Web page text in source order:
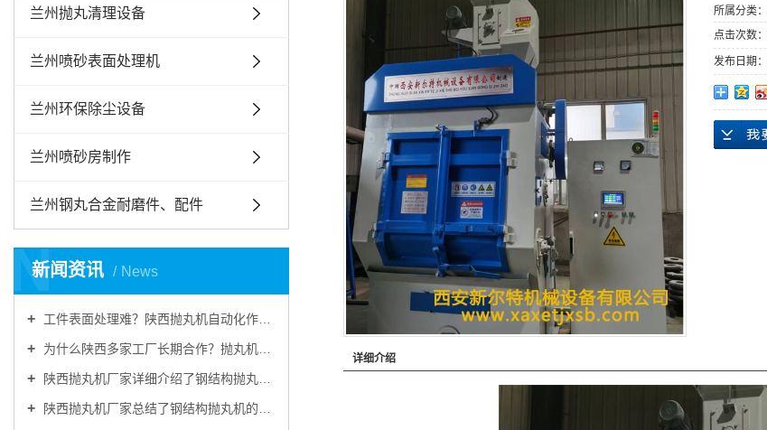
兰州抛丸清理设备
兰州喷砂表面处理机
兰州环保除尘设备
兰州喷砂房制作
兰州钢丸合金耐磨件、配件
新闻资讯 News
N
工件表面处理难？陕西抛丸机自动化作业，提升工件品质
为什么陕西多家工厂长期合作？抛丸机耐用稳定、售后靠谱
陕西抛丸机厂家详细介绍了钢结构抛丸机的结构装置
陕西抛丸机厂家总结了钢结构抛丸机的主要特点
所属分类：
点击次数：
发布日期：
详细介绍